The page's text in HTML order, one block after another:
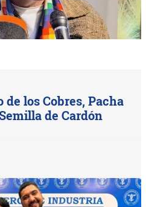
de los Cobres, Pacha
de Cardón